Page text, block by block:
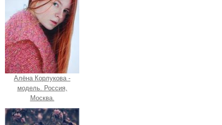
Алёна Корлукова -
модель. Россия,
Москва.